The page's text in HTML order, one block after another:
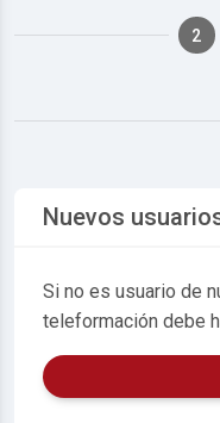
2
Nuevos
Si no es usuario de
teleformación debe